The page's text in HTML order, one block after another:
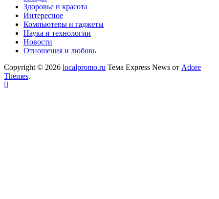
Здоровье и красота
Интересное
Компьютеры и гаджеты
Наука и технологии
Новости
Отношения и любовь
Copyright © 2026 localpromo.ru Тема Express News от Adore
Themes.